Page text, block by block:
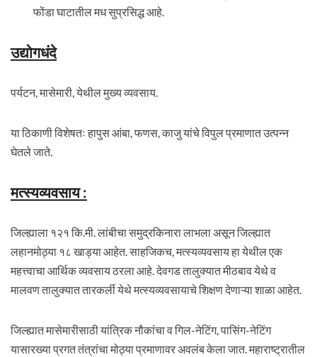
फोंडा घाटातील मध सुप्रसिद्ध आहे.
उद्योगधंदे
पर्यटन, मासेमारी, येथील मुख्य व्यवसाय.
या ठिकाणी विशेषतः हापुस आंबा, फणस, काजु यांचे विपुल प्रमाणात उत्पन्न
घेतले जाते.
मत्स्यव्यवसाय :
जिल्ह्याला १२१ कि.मी. लांबीचा समुद्रकिनारा लाभला असून जिल्ह्यात
लहानमोठ्या १८ खाड्या आहेत. साहजिकच, मत्स्यव्यवसाय हा येथील एक
महत्त्वाचा आर्थिक व्यवसाय ठरला आहे. देवगड तालुक्यात मीठबाव येथे व
मालवण तालुक्यात तारकर्ली येथे मत्स्यव्यवसायाचे शिक्षण देणाऱ्या शाळा आहेत.
जिल्ह्यात मासेमारीसाठी यांत्रिक नौकांचा व गिल-नेटिंग, पासिंग-नेटिंग
यासारख्या प्रगत तंत्रांचा मोठ्या प्रमाणावर अवलंब केला जात. महाराष्ट्रातील